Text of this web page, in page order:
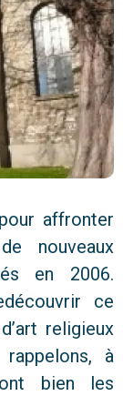
affronter
nouveaux
en 2006.
ce
religieux
à
bien les